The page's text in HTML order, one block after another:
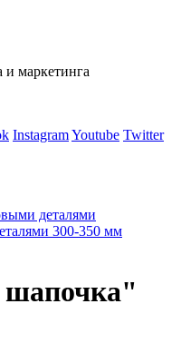
и маркетинга
InstagramYoutube Twitter
деталями
300-350 мм